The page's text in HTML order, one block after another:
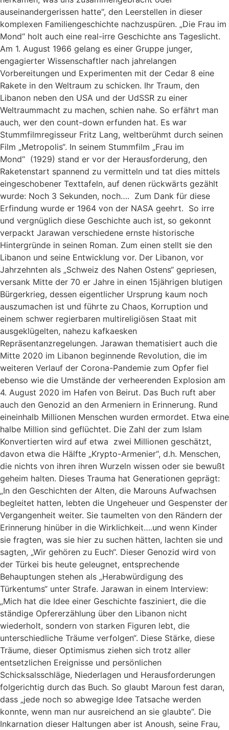
auseinandergerissen hatte“, den Leerstellen in dieser
komplexen Familiengeschichte nachzuspüren. „Die Frau im
Mond“ holt auch eine real-irre Geschichte ans Tageslicht.
Am 1. August 1966 gelang es einer Gruppe junger,
engagierter Wissenschaftler nach jahrelangen
Vorbereitungen und Experimenten mit der Cedar 8 eine
Rakete in den Weltraum zu schicken. Ihr Traum, den
Libanon neben den USA und der UdSSR zu einer
Weltraummacht zu machen, schien nahe. So erfährt man
auch, wer den count-down erfunden hat. Es war
Stummfilmregisseur Fritz Lang, weltberühmt durch seinen
Film „Metropolis“. In seinem Stummfilm „Frau im
Mond“ (1929) stand er vor der Herausforderung, den
Raketenstart spannend zu vermitteln und tat dies mittels
eingeschobener Texttafeln, auf denen rückwärts gezählt
wurde: Noch 3 Sekunden, noch…. Zum Dank für diese
Erfindung wurde er 1964 von der NASA geehrt. So irre
und vergnüglich diese Geschichte auch ist, so gekonnt
verpackt Jarawan verschiedene ernste historische
Hintergründe in seinen Roman. Zum einen stellt sie den
Libanon und seine Entwicklung vor. Der Libanon, vor
Jahrzehnten als „Schweiz des Nahen Ostens“ gepriesen,
versank Mitte der 70 er Jahre in einen 15jährigen blutigen
Bürgerkrieg, dessen eigentlicher Ursprung kaum noch
auszumachen ist und führte zu Chaos, Korruption und
einem schwer regierbaren multireligiösen Staat mit
ausgeklügelten, nahezu kafkaesken
Repräsentanzregelungen. Jarawan thematisiert auch die
Mitte 2020 im Libanon beginnende Revolution, die im
weiteren Verlauf der Corona-Pandemie zum Opfer fiel
ebenso wie die Umstände der verheerenden Explosion am
4. August 2020 im Hafen von Beirut. Das Buch ruft aber
auch den Genozid an den Armeniern in Erinnerung. Rund
eineinhalb Millionen Menschen wurden ermordet. Etwa eine
halbe Million sind geflüchtet. Die Zahl der zum Islam
Konvertierten wird auf etwa zwei Millionen geschätzt,
davon etwa die Hälfte „Krypto-Armenier“, d.h. Menschen,
die nichts von ihren ihren Wurzeln wissen oder sie bewußt
geheim halten. Dieses Trauma hat Generationen geprägt:
„In den Geschichten der Alten, die Marouns Aufwachsen
begleitet hatten, lebten die Ungeheuer und Gespenster der
Vergangenheit weiter. Sie taumelten von den Rändern der
Erinnerung hinüber in die Wirklichkeit….und wenn Kinder
sie fragten, was sie hier zu suchen hätten, lachten sie und
sagten, „Wir gehören zu Euch“. Dieser Genozid wird von
der Türkei bis heute geleugnet, entsprechende
Behauptungen stehen als „Herabwürdigung des
Türkentums“ unter Strafe. Jarawan in einem Interview:
„Mich hat die Idee einer Geschichte fasziniert, die die
ständige Opfererzählung über den Libanon nicht
wiederholt, sondern von starken Figuren lebt, die
unterschiedliche Träume verfolgen“. Diese Stärke, diese
Träume, dieser Optimismus ziehen sich trotz aller
entsetzlichen Ereignisse und persönlichen
Schicksalsschläge, Niederlagen und Herausforderungen
folgerichtig durch das Buch. So glaubt Maroun fest daran,
dass „jede noch so abwegige Idee Tatsache werden
konnte, wenn man nur ausreichend an sie glaubte“. Die
Inkarnation dieser Haltungen aber ist Anoush, seine Frau,